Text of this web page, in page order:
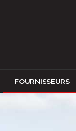
FOURNISSEURS